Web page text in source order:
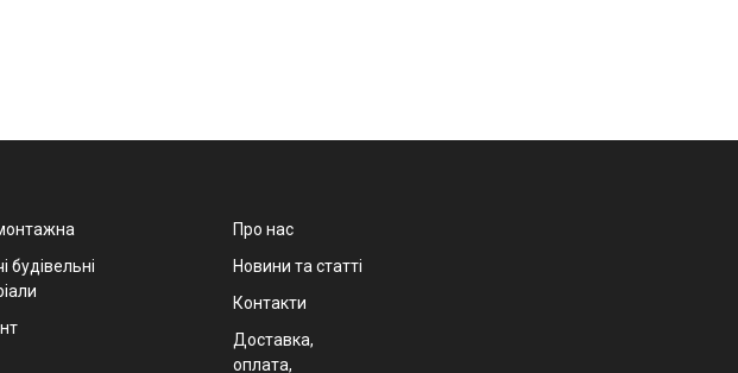
будівельні
Про нас
Новини та статті
Контакти
Доставка,
оплата,